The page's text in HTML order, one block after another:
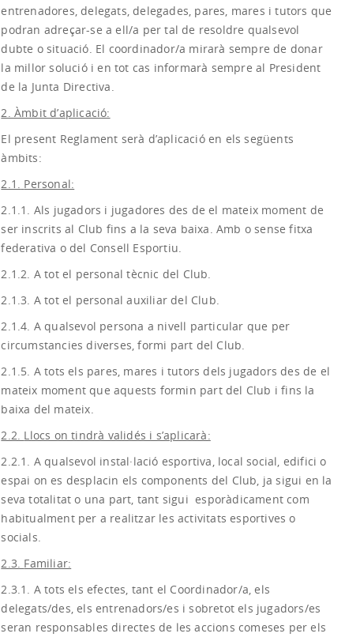
entrenadores, delegats, delegades, pares, mares i tutors que
podran adreçar-se a ell/a per tal de resoldre qualsevol
dubte o situació. El coordinador/a mirarà sempre de donar
la millor solució i en tot cas informarà sempre al President
de la Junta Directiva.
2. Àmbit d’aplicació:
El present Reglament serà d’aplicació en els següents
àmbits:
2.1. Personal:
2.1.1. Als jugadors i jugadores des de el mateix moment de
ser inscrits al Club fins a la seva baixa. Amb o sense fitxa
federativa o del Consell Esportiu.
2.1.2. A tot el personal tècnic del Club.
2.1.3. A tot el personal auxiliar del Club.
2.1.4. A qualsevol persona a nivell particular que per
circumstancies diverses, formi part del Club.
2.1.5. A tots els pares, mares i tutors dels jugadors des de el
mateix moment que aquests formin part del Club i fins la
baixa del mateix.
2.2. Llocs on tindrà validés i s’aplicarà:
2.2.1. A qualsevol instal·lació esportiva, local social, edifici o
espai on es desplacin els components del Club, ja sigui en la
seva totalitat o una part, tant sigui esporàdicament com
habitualment per a realitzar les activitats esportives o
socials.
2.3. Familiar:
2.3.1. A tots els efectes, tant el Coordinador/a, els
delegats/des, els entrenadors/es i sobretot els jugadors/es
seran responsables directes de les accions comeses per els